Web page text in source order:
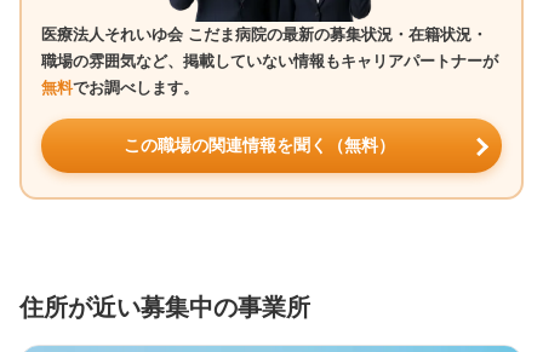
医療法人それいゆ会 こだま病院の最新の募集状況・在籍状況・
職場の雰囲気など、掲載していない情報もキャリアパートナーが
無料でお調べします。
この職場の関連情報を聞く（無料）
住所が近い募集中の事業所